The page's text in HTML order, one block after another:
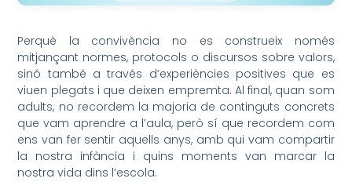
Perquè la convivència no es construeix només
mitjançant normes, protocols o discursos sobre valors,
sinó també a través d’experiències positives que es
viuen plegats i que deixen empremta. Al final, quan som
adults, no recordem la majoria de continguts concrets
que vam aprendre a l’aula, però sí que recordem com
ens van fer sentir aquells anys, amb qui vam compartir
la nostra infància i quins moments van marcar la
nostra vida dins l’escola.